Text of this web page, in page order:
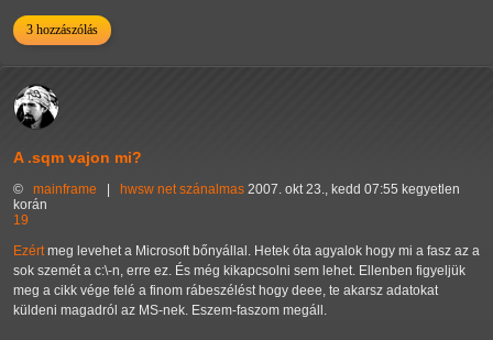
3 hozzászólás
A .sqm vajon mi?
© mainframe hwsw net szánalmas 2007. okt 23., kedd 07:55 kegyetlen
korán
19
Ezértmeg levehet a Microsoft bőnyállal. Hetek óta agyalok hogy mi a fasz az a
sok szemét a c:\-n, erre ez. És még kikapcsolni sem lehet. Ellenben figyeljük
meg a cikk vége felé a finom rábeszélést hogy deee, te akarsz adatokat
küldeni magadról az MS-nek. Eszem-faszom megáll.